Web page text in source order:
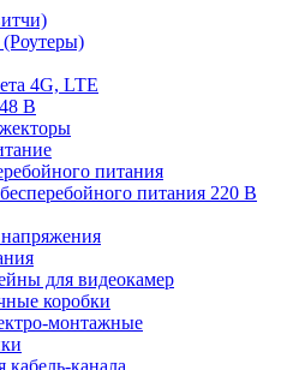
4G, LTE
В
питания
питания 220 В
для видеокамер
коробки
монтажные